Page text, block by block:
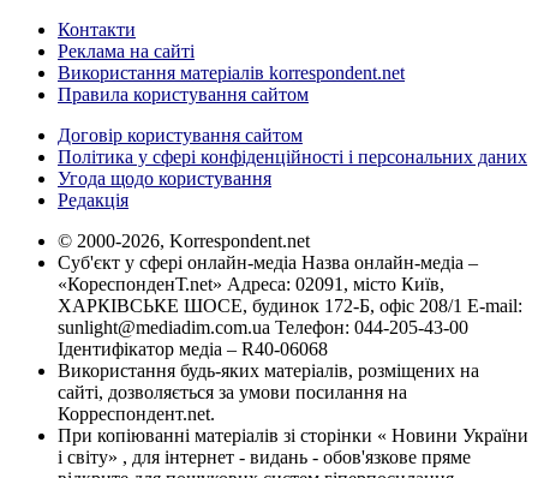
Контакти
Реклама на сайті
Використання матеріалів korrespondent.net
Правила користування сайтом
Договір користування сайтом
Політика у сфері конфіденційності і персональних даних
Угода щодо користування
Редакція
© 2000-2026, Korrespondent.net
Суб'єкт у сфері онлайн-медіа Назва онлайн-медіа –
«КореспонденТ.net» Адреса: 02091, місто Київ,
ХАРКІВСЬКЕ ШОСЕ, будинок 172-Б, офіс 208/1 E-mail:
sunlight@mediadim.com.ua Телефон: 044-205-43-00
Ідентифікатор медіа – R40-06068
Використання будь-яких матеріалів, розміщених на
сайті, дозволяється за умови посилання на
Корреспондент.net.
При копіюванні матеріалів зі сторінки « Новини України
і світу» , для інтернет - видань - обов'язкове пряме